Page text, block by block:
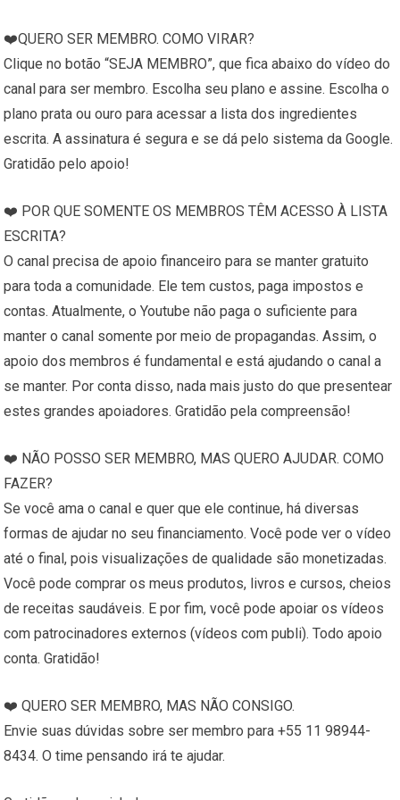
❤️QUERO SER MEMBRO. COMO VIRAR?
Clique no botão “SEJA MEMBRO”, que fica abaixo do vídeo do
canal para ser membro. Escolha seu plano e assine. Escolha o
plano prata ou ouro para acessar a lista dos ingredientes
escrita. A assinatura é segura e se dá pelo sistema da Google.
Gratidão pelo apoio!
❤️ POR QUE SOMENTE OS MEMBROS TÊM ACESSO À LISTA
ESCRITA?
O canal precisa de apoio financeiro para se manter gratuito
para toda a comunidade. Ele tem custos, paga impostos e
contas. Atualmente, o Youtube não paga o suficiente para
manter o canal somente por meio de propagandas. Assim, o
apoio dos membros é fundamental e está ajudando o canal a
se manter. Por conta disso, nada mais justo do que presentear
estes grandes apoiadores. Gratidão pela compreensão!
❤️ NÃO POSSO SER MEMBRO, MAS QUERO AJUDAR. COMO
FAZER?
Se você ama o canal e quer que ele continue, há diversas
formas de ajudar no seu financiamento. Você pode ver o vídeo
até o final, pois visualizações de qualidade são monetizadas.
Você pode comprar os meus produtos, livros e cursos, cheios
de receitas saudáveis. E por fim, você pode apoiar os vídeos
com patrocinadores externos (vídeos com publi). Todo apoio
conta. Gratidão!
❤️ QUERO SER MEMBRO, MAS NÃO CONSIGO.
Envie suas dúvidas sobre ser membro para +55 11 98944-
8434. O time pensando irá te ajudar.